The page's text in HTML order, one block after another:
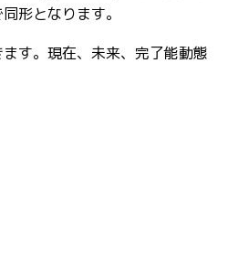
形となります。
す。現在、未来、完了能動態